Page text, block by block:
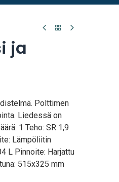
ja
Polttimen
Liedessä on
1 Teho: SR 1,9
Lämpöliitin
L Pinnoite: Harjattu
515x325 mm